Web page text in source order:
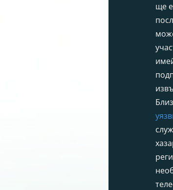
ще